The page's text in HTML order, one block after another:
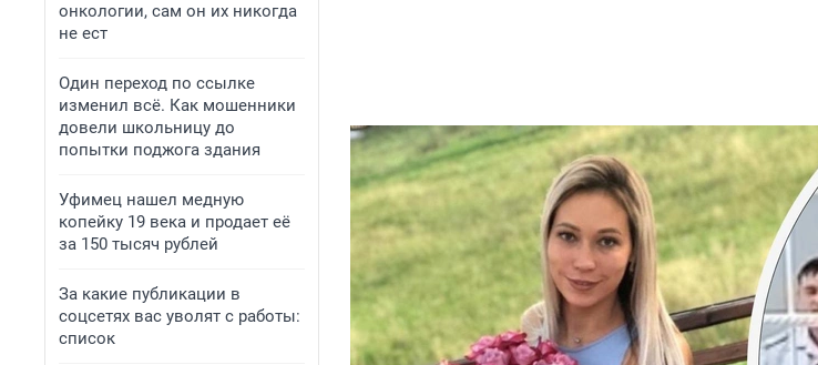
онкологии, сам он их никогда
не ест
Один переход по ссылке
изменил всё. Как мошенники
довели школьницу до
попытки поджога здания
Уфимец нашел медную
копейку 19 века и продает её
за 150 тысяч рублей
За какие публикации в
соцсетях вас уволят с работы:
список